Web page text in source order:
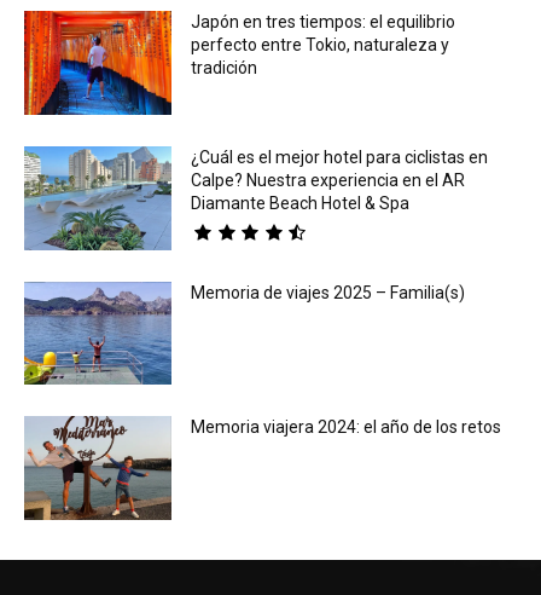
Japón en tres tiempos: el equilibrio
perfecto entre Tokio, naturaleza y
tradición
¿Cuál es el mejor hotel para ciclistas en
Calpe? Nuestra experiencia en el AR
Diamante Beach Hotel & Spa
Memoria de viajes 2025 – Familia(s)
Memoria viajera 2024: el año de los retos